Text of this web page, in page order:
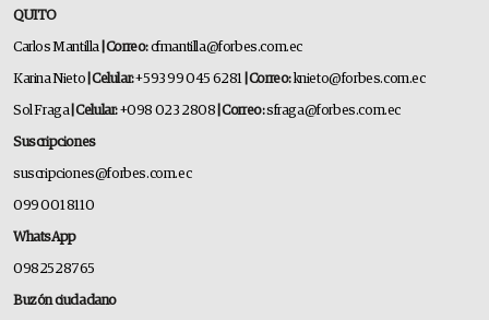
QUITO
Carlos Mantilla | Correo:cfmantilla@forbes.com.ec
Karina Nieto | Celular:+593 99 045 6281 | Correo: knieto@forbes.com.ec
Sol Fraga | Celular:+098 023 2808 | Correo:sfraga@forbes.com.ec
Suscripciones
suscripciones@forbes.com.ec
099 001 8110
WhatsApp
0982528765
Buzón ciudadano